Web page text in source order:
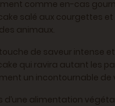
comme en-cas
salé aux courgettes
animaux.
de saveur intense
qui ravira autant les
un incontournable de
alimentation